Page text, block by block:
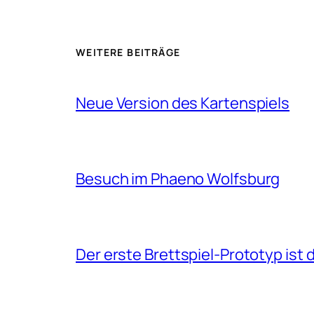
WEITERE BEITRÄGE
Neue Version des Kartenspiels
Besuch im Phaeno Wolfsburg
Der erste Brettspiel-Prototyp ist